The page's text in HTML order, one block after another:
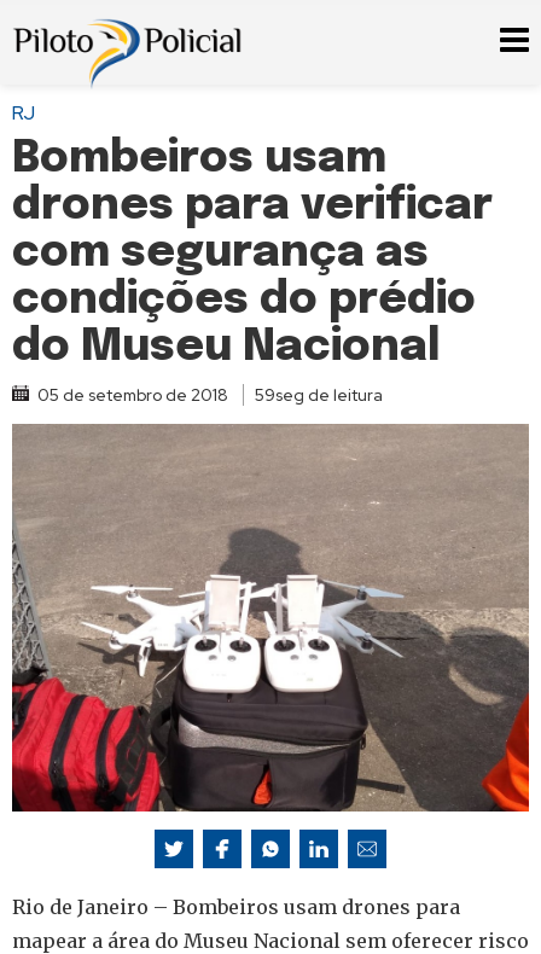
RJ
Bombeiros usam
drones para verificar
com segurança as
condições do prédio
do Museu Nacional
05 de setembro de 2018 59seg de leitura
Rio de Janeiro – Bombeiros usam drones para
mapear a área do Museu Nacional sem oferecer risco